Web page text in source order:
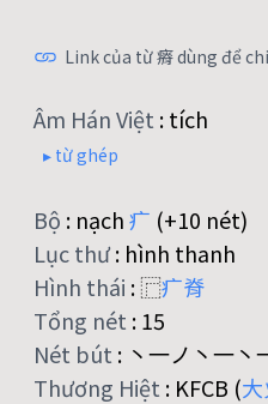
Link của từ 瘠 dùng để
Âm Hán Việt :tích
▸ từ ghép
Bộ : nạch疒 (+10 nét)
Lục thư: hình thanh
Hình thái :⿸疒脊
Tổng nét :15
Nét bút : 丶一ノ丶一丶
Thương Hiệt : KFCB (大